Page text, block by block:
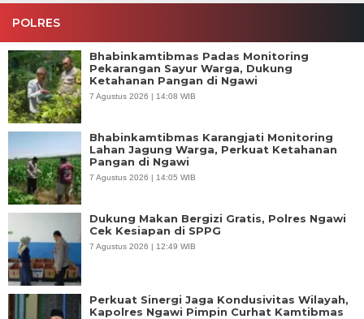
POLRES
Bhabinkamtibmas Padas Monitoring
Pekarangan Sayur Warga, Dukung
Ketahanan Pangan di Ngawi
7 Agustus 2026 | 14:08 WIB
Bhabinkamtibmas Karangjati Monitoring
Lahan Jagung Warga, Perkuat Ketahanan
Pangan di Ngawi
7 Agustus 2026 | 14:05 WIB
Dukung Makan Bergizi Gratis, Polres Ngawi
Cek Kesiapan di SPPG
7 Agustus 2026 | 12:49 WIB
Perkuat Sinergi Jaga Kondusivitas Wilayah,
Kapolres Ngawi Pimpin Curhat Kamtibmas